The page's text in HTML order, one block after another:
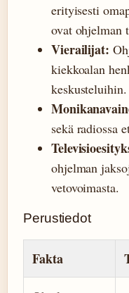
erityisesti
ovat ohjelman
Vierailijat:
kiekkoalan
keskusteluihin.
sekä radiossa
ohjelman
vetovoimasta.
Perustiedot
Fakta